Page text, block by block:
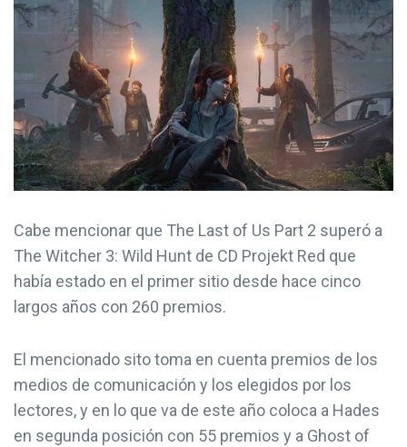
Cabe mencionar que The Last of Us Part 2 superó a
The Witcher 3: Wild Hunt de CD Projekt Red que
había estado en el primer sitio desde hace cinco
largos años con 260 premios.
El mencionado sito toma en cuenta premios de los
medios de comunicación y los elegidos por los
lectores, y en lo que va de este año coloca a Hades
en segunda posición con 55 premios y a Ghost of